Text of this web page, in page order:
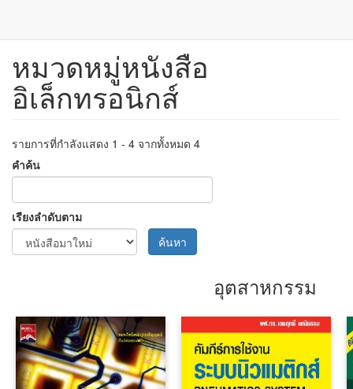
ข้าม
เนื้อหา
หมวดหมู่หนังสือ
อิเล็กทรอนิกส์
รายการที่กำลังแสดง 1 - 4 จากทั้งหมด 4
คำค้น
เรียงลำดับตาม
ค้นหา
อุตสาหกรรม